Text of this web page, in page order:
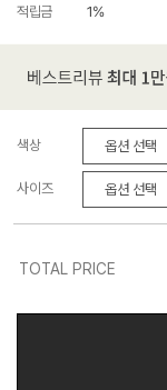
적립금 1%
색상
사이즈
TOTAL PRICE